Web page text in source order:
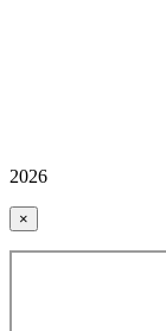
2026
×